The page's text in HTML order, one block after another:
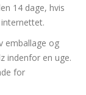
14 dage, hvis
emballage og
indenfor en uge.
for